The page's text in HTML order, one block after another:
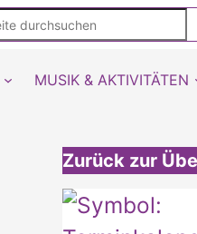
MUSIK & AKTIVITÄTEN
Zurück zur
Weitere